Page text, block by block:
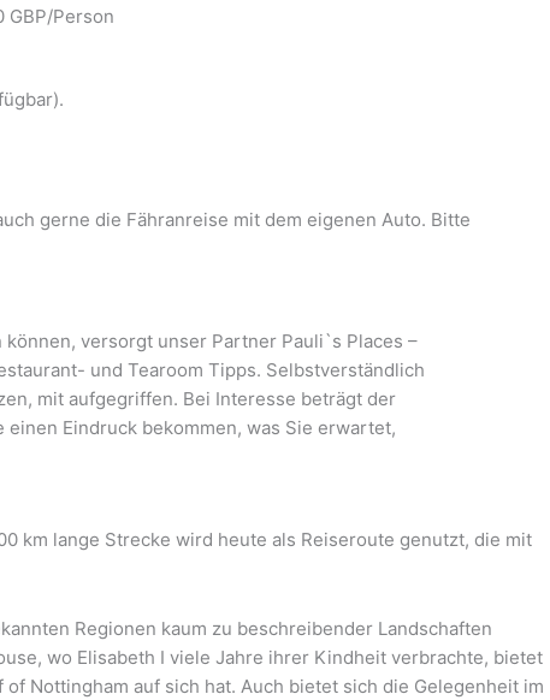
GBP/Person
gerne die Fähranreise mit dem eigenen Auto. Bitte
versorgt unser Partner Pauli`s Places –
und Tearoom Tipps. Selbstverständlich
mit aufgegriffen. Bei Interesse beträgt der
Eindruck bekommen, was Sie erwartet,
km lange Strecke wird heute als Reiseroute genutzt, die mit
Regionen kaum zu beschreibender Landschaften
wo Elisabeth I viele Jahre ihrer Kindheit verbrachte, bietet
Nottingham auf sich hat. Auch bietet sich die Gelegenheit im